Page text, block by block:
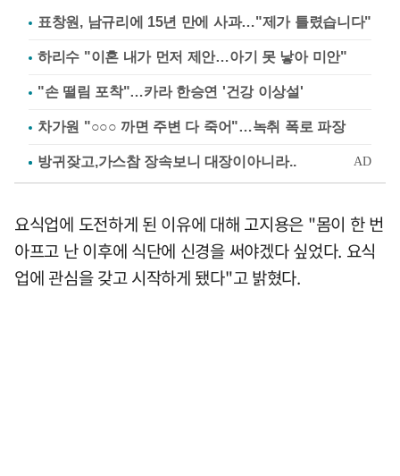
표창원, 남규리에 15년 만에 사과…"제가 틀렸습니다"
하리수 "이혼 내가 먼저 제안…아기 못 낳아 미안"
"손 떨림 포착"…카라 한승연 '건강 이상설'
차가원 "○○○ 까면 주변 다 죽어"…녹취 폭로 파장
요식업에 도전하게 된 이유에 대해 고지용은 "몸이 한 번
아프고 난 이후에 식단에 신경을 써야겠다 싶었다. 요식
업에 관심을 갖고 시작하게 됐다"고 밝혔다.